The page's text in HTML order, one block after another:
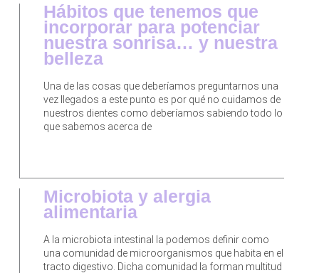
Hábitos que tenemos que
incorporar para potenciar
nuestra sonrisa… y nuestra
belleza
Una de las cosas que deberíamos preguntarnos una
vez llegados a este punto es por qué no cuidamos de
nuestros dientes como deberíamos sabiendo todo lo
que sabemos acerca de
Microbiota y alergia
alimentaria
A la microbiota intestinal la podemos definir como
una comunidad de microorganismos que habita en el
tracto digestivo. Dicha comunidad la forman multitud